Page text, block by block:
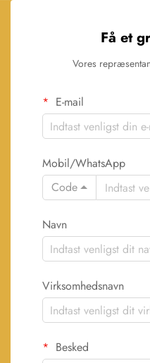
Få et
Vores
E-mail
Mobil/WhatsApp
Code
Navn
Virksomhedsnavn
Besked